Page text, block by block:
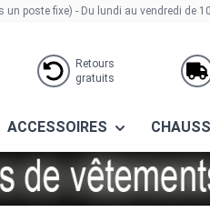
un poste fixe) - Du lundi au vendredi de
Retours
gratuits
ACCESSOIRES